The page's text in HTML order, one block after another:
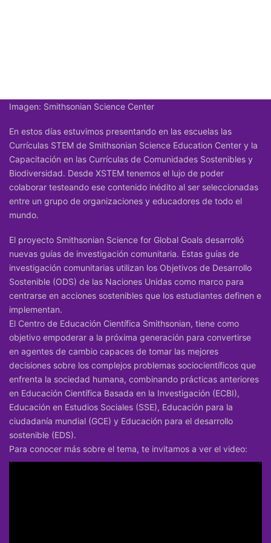
Imagen: Smithsonian Science Center
En estos días estuvimos presentando en las escuelas las
Currículas STEM de Smithsonian Science Education Center y la
Capacitación en las Currículas de Comunidades Sostenibles y
Biodiversidad. Desde XSTEM tenemos el lujo de poder
colaborar testeando ese contenido inédito al ser seleccionadas
entre un grupo de organizaciones y educadores de todo el
mundo.
El proyecto Smithsonian Science for Global Goals desarrolló
nuevas guías de investigación comunitaria. Estas guías de
investigación comunitarias utilizan los Objetivos de Desarrollo
Sostenible (ODS) de las Naciones Unidas como marco para
centrarse en acciones sostenibles que los estudiantes definen e
implementan.
El Centro de Educación Científica Smithsonian, tiene como
objetivo empoderar a la próxima generación para convertirse
en agentes de cambio capaces de tomar las mejores
decisiones sobre los complejos problemas sociocientíficos que
enfrenta la sociedad humana, combinando prácticas anteriores
en Educación Científica Basada en la Investigación (ECBI),
Educación en Estudios Sociales (SSE), Educación para la
ciudadanía mundial (GCE) y Educación para el desarrollo
sostenible (EDS).
Para conocer más sobre el tema, te invitamos a ver el video: